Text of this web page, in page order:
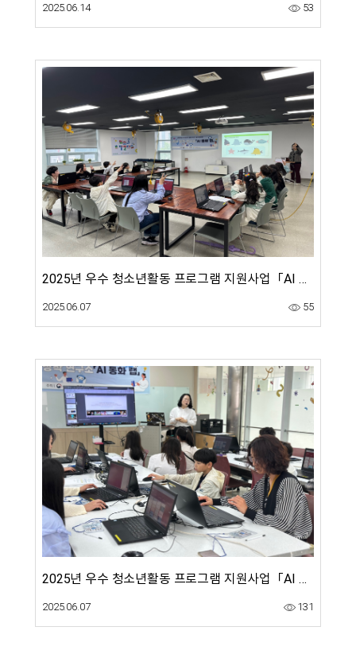
2025.06.14 53
2025년 우수 청소년활동 프로그램 지원사업「AI 동화 창작연구소 'AI 동화 랩'」5월 1회차-AI 알아보기
2025.06.07 55
2025년 우수 청소년활동 프로그램 지원사업「AI 동화 창작연구소 'AI 동화 랩'」5월 2회차-AI 윤리 및 리터러시 배우기
2025.06.07 131